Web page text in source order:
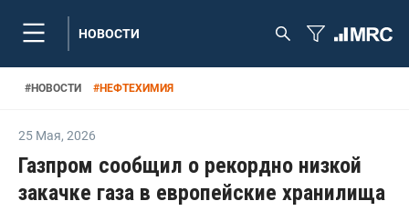
НОВОСТИ
#НОВОСТИ #НЕФТЕХИМИЯ
25 Мая, 2026
Газпром сообщил о рекордно низкой
закачке газа в европейские хранилища